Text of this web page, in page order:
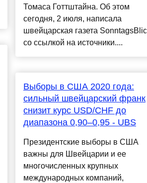
Томаса Готтштайна. Об этом
сегодня, 2 июля, написала
швейцарская газета
со ссылкой на источники....
Выборы в США 2020 года:
сильный швейцарский франк
снизит курс USD/CHF до
диапазона 0,90–0,95 - UBS
Президентские выборы в США
важны для Швейцарии и ее
многочисленных крупных
международных компаний,